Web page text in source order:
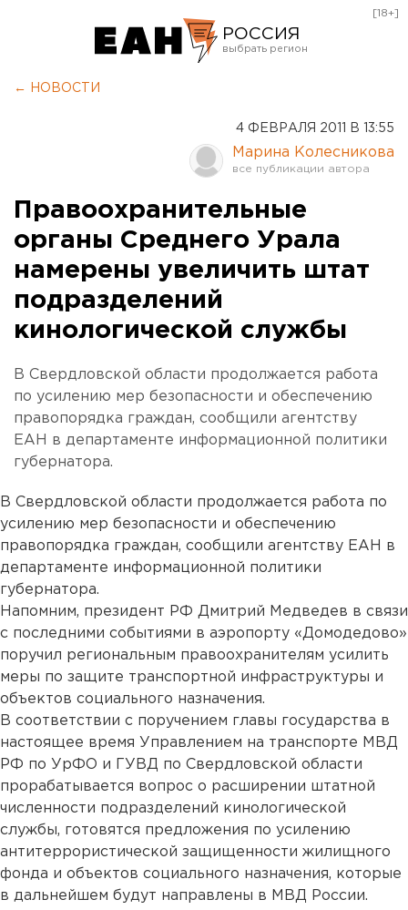
РОССИЯ
Оренбург
[18+]
← НОВОСТИ
4 ФЕВРАЛЯ 2011 В 13:55
Марина Колесникова
Правоохранительные
органы Среднего Урала
намерены увеличить штат
подразделений
кинологической службы
В Свердловской области продолжается работа
по усилению мер безопасности и обеспечению
правопорядка граждан, сообщили агентству
ЕАН в департаменте информационной политики
губернатора.
В Свердловской области продолжается работа по
усилению мер безопасности и обеспечению
правопорядка граждан, сообщили агентству ЕАН в
департаменте информационной политики
губернатора.
Напомним, президент РФ Дмитрий Медведев в связи
с последними событиями в аэропорту «Домодедово»
поручил региональным правоохранителям усилить
меры по защите транспортной инфраструктуры и
объектов социального назначения.
В соответствии с поручением главы государства в
настоящее время Управлением на транспорте МВД
РФ по УрФО и ГУВД по Свердловской области
прорабатывается вопрос о расширении штатной
численности подразделений кинологической
службы, готовятся предложения по усилению
антитеррористической защищенности жилищного
фонда и объектов социального назначения, которые
в дальнейшем будут направлены в МВД России.